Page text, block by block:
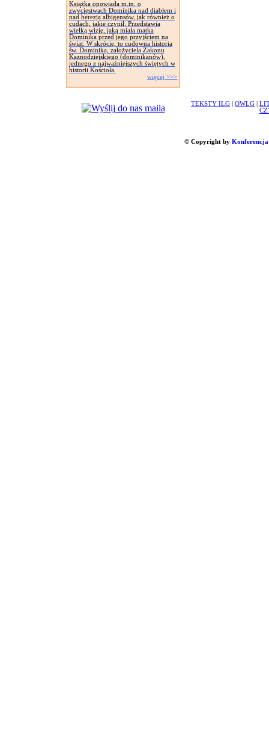
Książka opowiada m.in. o
zwycięstwach Dominika nad diabłem i
nad herezją albigensów, jak również o
cudach, jakie czynił. Przedstawia
wielką wizję, jaką miała matka
Dominika przed jego przyjściem na
świat. W skrócie, to cudowna historia
św. Dominika, założyciela Zakonu
Kaznodziejskiego (dominikanów),
jednego z najważniejszych świętych w
historii Kościoła.
więcej >>>
TEKSTY ILG OWLG
© Copyright by Konferencja